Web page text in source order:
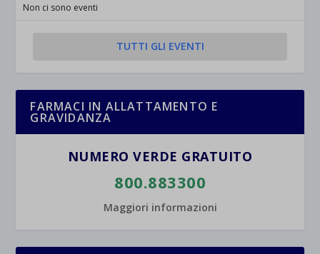
Non ci sono eventi
TUTTI GLI EVENTI
FARMACI IN ALLATTAMENTO E
GRAVIDANZA
NUMERO VERDE GRATUITO
800.883300
Maggiori informazioni